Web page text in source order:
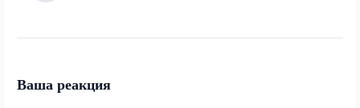
Ваша реакция